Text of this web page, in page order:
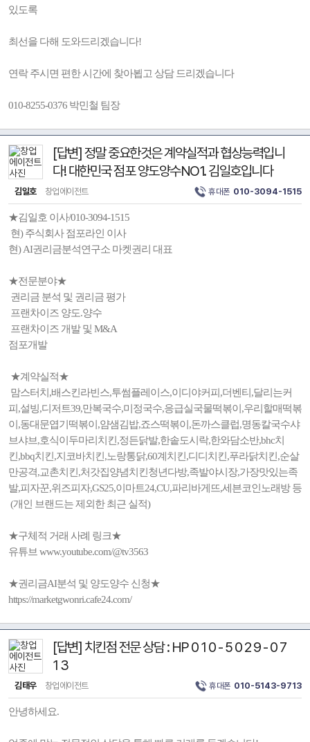
있도록
최선을 다해 도와드리겠습니다!
연락 주시면 편한 시간에 찾아뵙고 상담 드리겠습니다
010-8255-0376 박민철 팀장
[답변] 정말 중요한것은 계약실적과 협상능력입니
다! 대한민국 점포 양도양수NO1. 김일호입니다
김일호 창업에이전트 휴대폰 010-3094-1515
★김일호 이사/010-3094-1515
현) 주식회사 점포라인 이사
현) AI권리금분석연구소 마켓권리 대표
★전문분야★
권리금 분석 및 권리금 평가
프랜차이즈 양도.양수
프랜차이즈 개발 및 M&A
점포개발
★계약실적★
맘스터치,배스킨라빈스,투썸플레이스,이디야커피,더벤티,달리는커
피,설빙,디저트39,만복국수,미정국수,응급실국물떡볶이,우리할매떡볶
이,동대문엽기떡볶이,얌샘김밥,죠스떡볶이,돈까스클럽,명동칼국수샤
브샤브,호식이두마리치킨,정든닭발,한솥도시락,한와담소반,bhc치
킨,bbq치킨,지코바치킨,노랑통닭,60계치킨,디디치킨,푸라닭치킨,순살
만공격,교촌치킨,처갓집양념치킨청년다방,족발야시장,가장맛있는족
발,피자꾼,위즈피자,GS25,이마트24,CU,파리바게뜨,세븐코인노래방 등
(개인 브랜드는 제외한 최근 실적)
★구체적 거래 사례 링크★
유튜브 www.youtube.com/@tv3563
★권리금AI분석 및 양도양수 신청★
https://marketgwonri.cafe24.com/
[답변] 치킨점 전문 상담 : HP 0 1 0 - 5 0 2 9 - 0 7
1 3
김태우 창업에이전트 휴대폰 010-5143-9713
안녕하세요.